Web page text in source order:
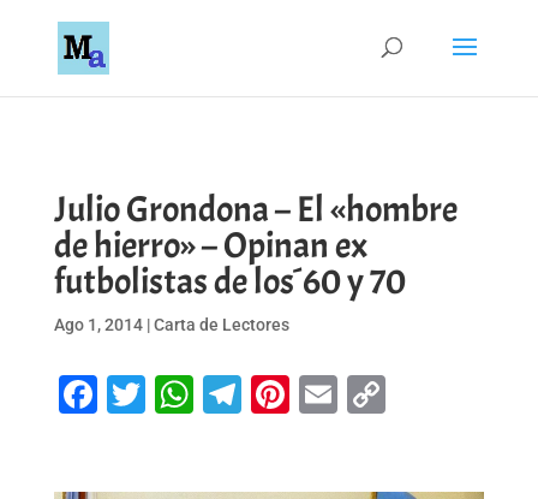
Julio Grondona – El «hombre
de hierro» – Opinan ex
futbolistas de los´60 y 70
Ago 1, 2014|Carta de Lectores
Facebook
Twitter
WhatsApp
Telegram
Pinterest
EmailCopy